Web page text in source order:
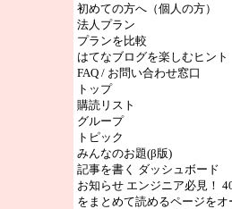
初めての方へ（個人の方）
法人プラン
プランを比較
はてなブログを楽しむヒント
FAQ / お問い合わせ窓口
トップ
購読リスト
グループ
トピック
みんなのお題(β版)
記事を書く ダッシュボード
お知らせ エンジニア必見！
をまとめて読めるページをオ